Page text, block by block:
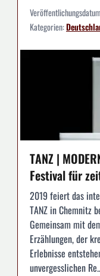
Kategorien:
TANZ |
Festival für
2019 feiert das
TANZ in Chemnitz
Gemeinsam mit
Erzählungen, der
Erlebnisse
unvergesslichen